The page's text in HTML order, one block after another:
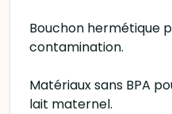
Bouchon hermétique
contamination.
Matériaux sans BPA
lait maternel.